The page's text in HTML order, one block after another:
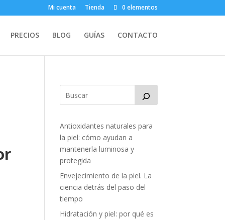
Mi cuenta Tienda 0 elementos
PRECIOS BLOG GUÍAS CONTACTO
Antioxidantes naturales para
la piel: cómo ayudan a
mantenerla luminosa y
protegida
Envejecimiento de la piel. La
ciencia detrás del paso del
tiempo
Hidratación y piel: por qué es